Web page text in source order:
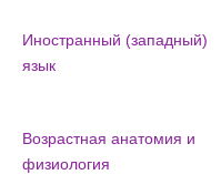
Иностранный (западный)
язык
Возрастная анатомия и
физиология